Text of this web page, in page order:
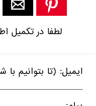
لطفا در تکمیل
ایمیل: (تا بتوانیم